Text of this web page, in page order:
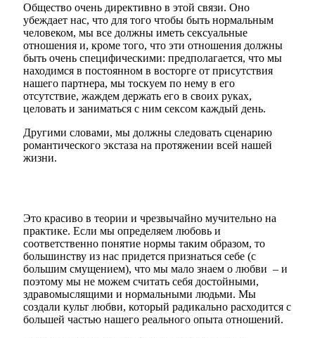
Общество очень директивно в этой связи. Оно
убеждает нас, что для того чтобы быть нормальным
человеком, мы все должны иметь сексуальные
отношения и, кроме того, что эти отношения должны
быть очень специфическими: предполагается, что мы
находимся в постоянном в восторге от присутствия
нашего партнера, мы тоскуем по нему в его
отсутствие, жаждем держать его в своих руках,
целовать и заниматься с ним сексом каждый день.
Другими словами, мы должны следовать сценарию
романтического экстаза на протяжении всей нашей
жизни.
Это красиво в теории и чрезвычайно мучительно на
практике. Если мы определяем любовь и
соответственно понятие нормы таким образом, то
большинству из нас придется признаться себе (с
большим смущением), что мы мало знаем о любви – и
поэтому мы не можем считать себя достойными,
здравомыслящими и нормальными людьми. Мы
создали культ любви, который радикально расходится с
большей частью нашего реального опыта отношений.